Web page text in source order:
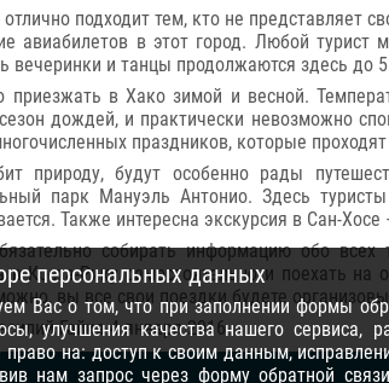
отлично подходит тем, кто не представляет
авиабилетов в этот город. Любой
вечеринки и танцы продолжаются здесь до
приезжать в Хако зимой и весной.
дождей, и практически невозможно
праздников, которые
природу, будут особенно рады
парк Мануэль Антонио. Здесь
Также интересна экскурсия в Сан-
собирать информацию обо
в Коста-Рику самостоятельно и поехать
вы все свои поездки будете
Гайка 4 января 2016
персональных данных
Вас о том, что при заполнении формы
улучшения качества нашего
на: доступ к своим данным,
нам запрос через форму обратной связи